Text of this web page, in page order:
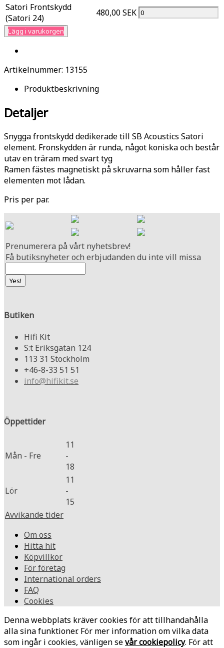
Satori Frontskydd
(Satori 24)
480,00 SEK
Lägg i varukorgen
Artikelnummer: 13155
Produktbeskrivning
Detaljer
Snygga frontskydd dedikerade till SB Acoustics Satori
element. Fronskydden är runda, något koniska och består
utav en träram med svart tyg
Ramen fästes magnetiskt på skruvarna som håller fast
elementen mot lådan.
Pris per par.
Prenumerera på vårt nyhetsbrev!
Få butiksnyheter och erbjudanden du inte vill missa
Butiken
Hifi Kit
S:t Eriksgatan 124
113 31 Stockholm
+46-8-33 51 51
info@hifikit.se
Öppettider
Mån - Fre
11
-
18
Lör
11
-
15
Avvikande tider
Om oss
Hitta hit
Köpvillkor
För företag
International orders
FAQ
Cookies
Denna webbplats kräver cookies för att tillhandahålla
alla sina funktioner. För mer information om vilka data
som ingår i cookies, vänligen sevår cookiepolicy. För att